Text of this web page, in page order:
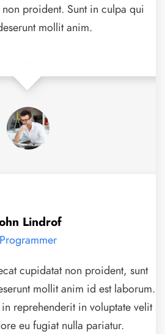
proident. Sunt in culpa qui
mollit anim.
Lindrof
Programmer
cupidatat non proident, sunt
mollit anim id est laborum.
reprehenderit in voluptate velit
eu fugiat nulla pariatur.